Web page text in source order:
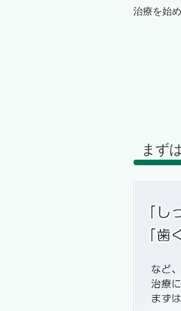
治療を始め
まず